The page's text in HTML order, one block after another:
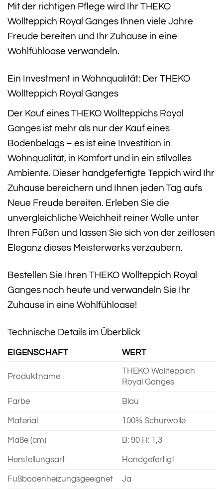
Mit der richtigen Pflege wird Ihr THEKO
Wollteppich Royal Ganges Ihnen viele Jahre
Freude bereiten und Ihr Zuhause in eine
Wohlfühloase verwandeln.
Ein Investment in Wohnqualität: Der THEKO
Wollteppich Royal Ganges
Der Kauf eines THEKO Wollteppichs Royal
Ganges ist mehr als nur der Kauf eines
Bodenbelags – es ist eine Investition in
Wohnqualität, in Komfort und in ein stilvolles
Ambiente. Dieser handgefertigte Teppich wird Ihr
Zuhause bereichern und Ihnen jeden Tag aufs
Neue Freude bereiten. Erleben Sie die
unvergleichliche Weichheit reiner Wolle unter
Ihren Füßen und lassen Sie sich von der zeitlosen
Eleganz dieses Meisterwerks verzaubern.
Bestellen Sie Ihren THEKO Wollteppich Royal
Ganges noch heute und verwandeln Sie Ihr
Zuhause in eine Wohlfühloase!
Technische Details im Überblick
EIGENSCHAFT WERT
Produktname
THEKO Wollteppich
Royal Ganges
Farbe Blau
Material 100% Schurwolle
Maße (cm) B: 90 H: 1,3
Herstellungsart Handgefertigt
Fußbodenheizungsgeeignet Ja